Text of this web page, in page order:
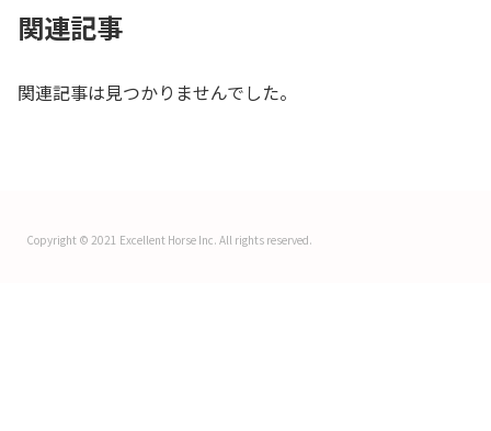
関連記事
関連記事は見つかりませんでした。
Copyright © 2021 Excellent Horse Inc. All rights reserved.